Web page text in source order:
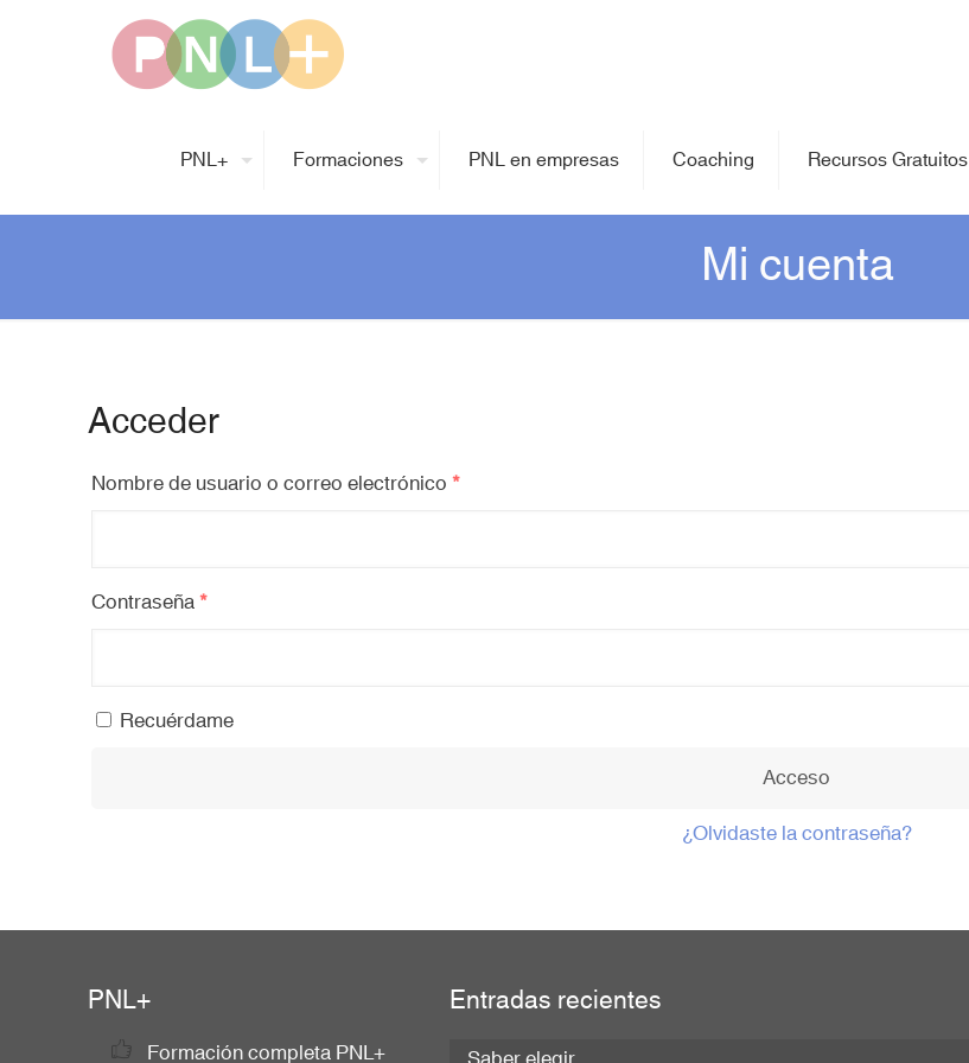
PNL+ Formaciones PNL en empresas Coaching Recursos Gratuitos
Mi cuenta
Acceder
Nombre de usuario o correo electrónico*
Contraseña*
Recuérdame
Acceso
¿Olvidaste la contraseña?
PNL+
Formación completa PNL+
Entradas recientes